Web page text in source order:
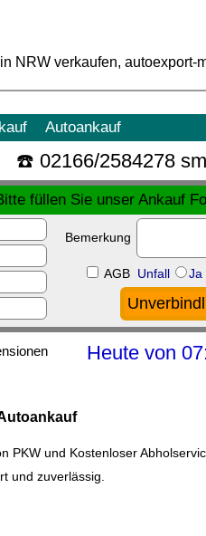
in NRW verkaufen, autoexport-